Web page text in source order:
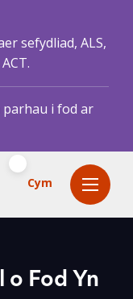
sefydliad, ALS,
parhau i fod ar
Cym
o Fod Yn